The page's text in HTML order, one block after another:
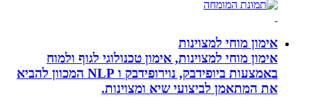
אימון מוחי למצוינות
אימון מוחי למצוינות, אימון טכנולוגי לגוף ולמוח
באמצעות ביופידבק, נוירופידבק ו NLP המכוון להביא
את המתאמן לביצועי שיא ומצוינות.